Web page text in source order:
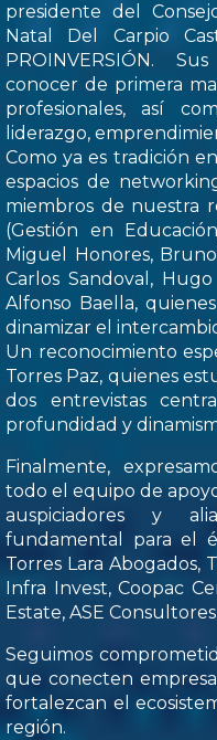
presidente del
Natal Del Carpio
PROINVERSIÓN.
conocer de primera
profesionales, así
liderazgo,
Como ya es tradición
espacios de
miembros de nuestra
(Gestión en
Miguel Honores,
Carlos Sandoval,
Alfonso Baella,
dinamizar el
Un reconocimiento
Torres Paz, quienes
dos entrevistas
profundidad y
Finalmente,
todo el equipo de
auspiciadores y
fundamental para el
Torres Lara Abogados,
Infra Invest, Coopac
Estate, ASE
Seguimos
que conecten
fortalezcan el
región.